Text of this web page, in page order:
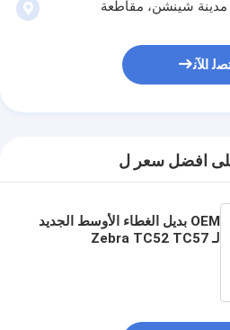
شينشن، مقاطعة
ﺍﻶﻧ
افضل سعر ل
OEM بديل الغطاء الأوسط الجديد
لـ Zebra TC52 TC57